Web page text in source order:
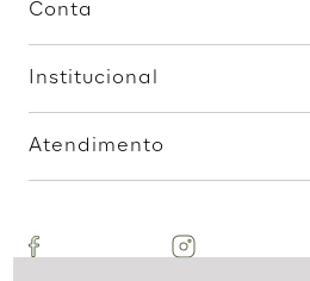
19, 99 1
Assine nossa